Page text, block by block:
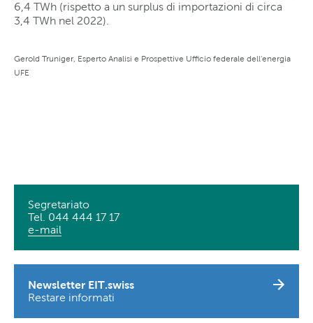
6,4 TWh (rispetto a un surplus di importazioni di circa
3,4 TWh nel 2022).
Gerold Truniger, Esperto Analisi e Prospettive Ufficio federale dell'energia
UFE
Segretariato
Tel. 044 444 17 17
e-mail
Newsletter EIT.swiss
Restare informati